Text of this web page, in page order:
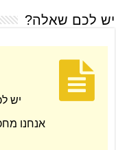
יש לכם שאלה?
יש
אנחנו